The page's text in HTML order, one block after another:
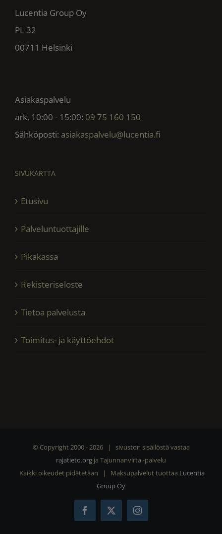
Lucentia Group Oy
PL 32
00711 Helsinki
Asiakaspalvelu
ark. 10:00 - 15:00: 09 75 160 150
Sähköposti: asiakaspalvelu@lucentia.fi
SIVUKARTTA
Etusivu
Palveluntuottajille
Pikakassa
Rekisteriseloste
Tietoa palvelusta
Toimitus- ja käyttöehdot
© Copyright 2000 -2026 | sivuston sisällöstä vastaa
rajatieto.org ja Tajunnanvirta -palvelu
Kaikki oikeudet pidätetään | Maksupalvelut tuottaa Lucentia
Group Oy
Facebook
X Instagram